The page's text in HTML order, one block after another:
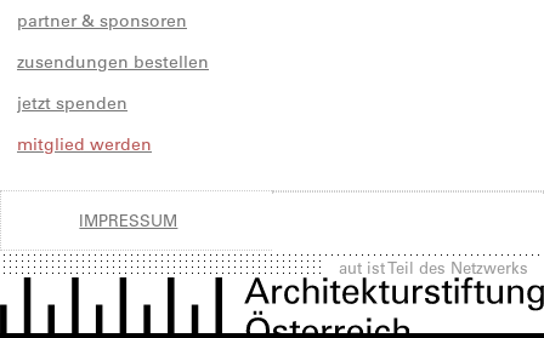
partner & sponsoren
zusendungen bestellen
jetzt spenden
mitglied werden
IMPRESSUM
aut ist Teil des Netzwerks